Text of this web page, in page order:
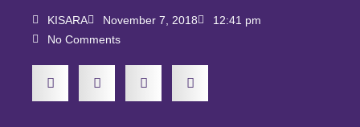
KISARA November 7, 2018
12:41 pm
No Comments